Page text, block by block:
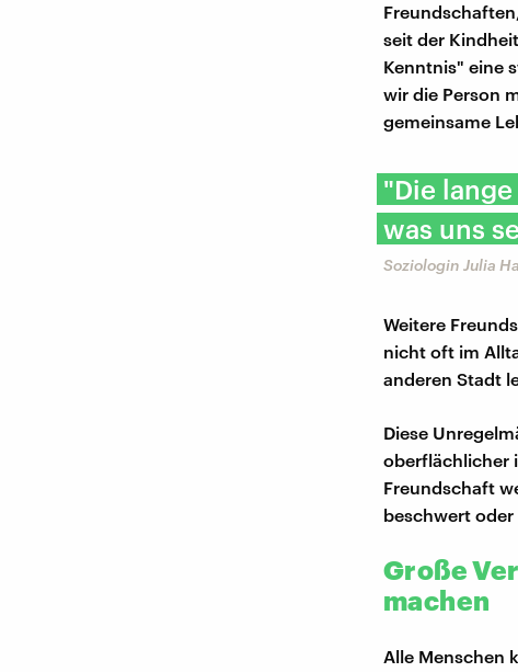
seit der
Kenntnis" eine
wir die Person
gemeinsame
"Die
was uns
Soziologin Julia
Weitere
nicht oft im
anderen Stadt
Diese
oberflächlicher
Freundschaft
beschwert
Große
machen
Alle Menschen